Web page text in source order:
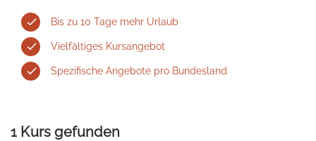
Bis zu 10 Tage mehr Urlaub
Vielfältiges Kursangebot
Spezifische Angebote pro Bundesland
1 Kurs gefunden